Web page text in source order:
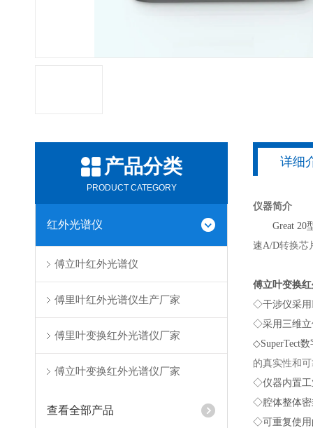
产品分类
PRODUCT CATEGORY
红外光谱仪
傅立叶红外光谱仪
傅里叶红外光谱仪生产厂家
傅里叶变换红外光谱仪厂家
傅立叶变换红外光谱仪厂家
查看全部产品
详细
仪器简介
Great 20
速A/D转换芯
傅立叶变换
◇干涉仪采用
◇采用三维
◇SuperTect数
的真实性和
◇仪器内置
◇腔体整体
◇可重复使用